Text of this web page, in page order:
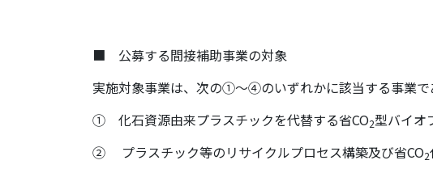
■ 公募する間接補助事業の対象
実施対象事業は、次の①～④のいずれかに該当する事業で
① 化石資源由来プラスチックを代替する省CO2型バイオ
② プラスチック等のリサイクルプロセス構築及び省CO2